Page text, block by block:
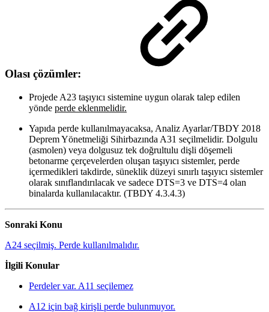
Olası çözümler:
Projede A23 taşıyıcı sistemine uygun olarak talep edilen
yönde perde eklenmelidir.
Yapıda perde kullanılmayacaksa, Analiz Ayarlar/TBDY 2018
Deprem Yönetmeliği Sihirbazında A31 seçilmelidir. Dolgulu
(asmolen) veya dolgusuz tek doğrultulu dişli döşemeli
betonarme çerçevelerden oluşan taşıyıcı sistemler, perde
içermedikleri takdirde, süneklik düzeyi sınırlı taşıyıcı sistemler
olarak sınıflandırılacak ve sadece DTS=3 ve DTS=4 olan
binalarda kullanılacaktır. (TBDY 4.3.4.3)
Sonraki Konu
A24 seçilmiş. Perde kullanılmalıdır.
İlgili Konular
Perdeler var. A11 seçilemez
A12 için bağ kirişli perde bulunmuyor.